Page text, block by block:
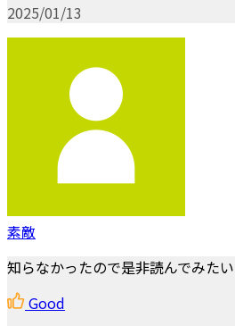
2025/01/13
素敵
知らなかったので是非読んでみたい
Good